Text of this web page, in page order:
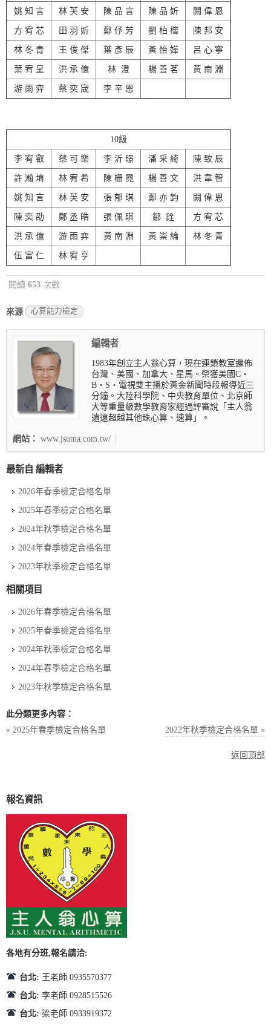
姚 知 言 林 芙 安 陳 品 言 陳 品 妡 闕 偉 恩
方 宥 芯 田 羽 妡 鄭 伃 芳 劉 柏 楷 陳 邦 安
林 冬 青 王 俊 傑 葉 彥 辰 黃 怡 嬅 呂 心 寧
葉 宥 呈 洪 承 億 林 澄 楊 善 茗 黃 南 淵
游 雨 弈 蔡 奕 宬 李 辛 恩
10級
李 宥 叡 蔡 可 樂 李 沂 璟 潘 采 綺 陳 致 辰
許 瀚 堉 林 宥 希 陳 栅 霓 楊 善 文 洪 韋 智
姚 知 言 林 芙 安 張 郁 琪 鄭 亦 鈞 闕 偉 恩
陳 奕 劭 鄭 丞 皓 張 佩 琪 鄒 銓 方 宥 芯
洪 承 億 游 雨 弈 黃 南 淵 黃 崇 綸 林 冬 青
伍 富 仁 林 宥 亨
閱讀 653 次數
來源 心算能力檢定
編輯者
1983年創立主人翁心算，現在連鎖教室遍佈
台灣、美國、加拿大、星馬。榮獲美國C‧
B‧S‧電視雙主播於黃金新聞時段報導近三
分鐘。大陸科學院、中央教育單位、北京師
大等重量級數學教育家經過評審說「主人翁
遠遠超越其他珠心算、速算」。
網站： www.jsuma.com.tw/
最新自 編輯者
2026年春季檢定合格名單
2025年春季檢定合格名單
2024年秋季檢定合格名單
2024年春季檢定合格名單
2023年秋季檢定合格名單
相關項目
2026年春季檢定合格名單
2025年春季檢定合格名單
2024年秋季檢定合格名單
2024年春季檢定合格名單
2023年秋季檢定合格名單
此分類更多內容：
« 2025年春季檢定合格名單
2022年秋季檢定合格名單 »
返回頂部
報名資訊
各地有分班,報名請洽:
台北: 王老師 0935570377
台北: 李老師 0928515526
台北: 梁老師 0933919372